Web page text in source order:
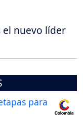
el nuevo líder